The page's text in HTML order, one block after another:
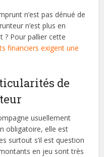
n’est pas dénué de
n’est plus en
? Pour pallier cette
financiers exigent une
de
usuellement
obligatoire, elle est
surtout s’il est question
en jeu sont très